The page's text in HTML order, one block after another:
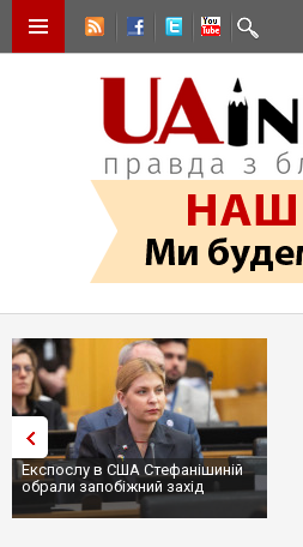
Експослу в США Стефанішиній
обрали запобіжний захід